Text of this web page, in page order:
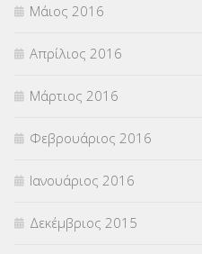
Μάιος 2016
Απρίλιος 2016
Μάρτιος 2016
Φεβρουάριος 2016
Ιανουάριος 2016
Δεκέμβριος 2015